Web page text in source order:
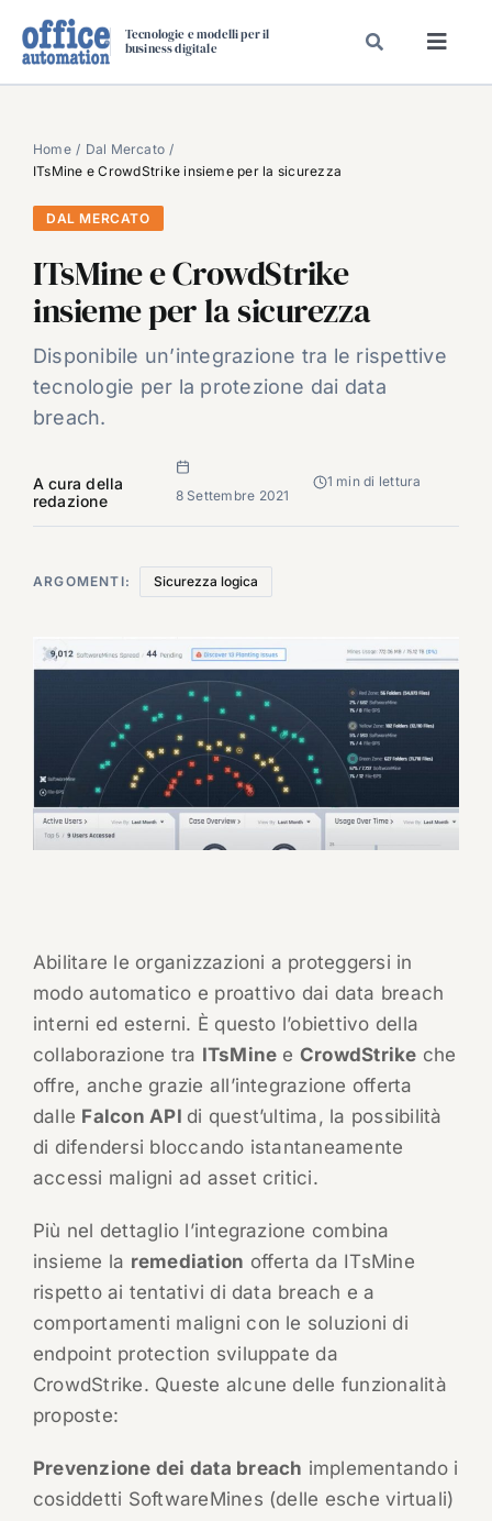
Tecnologie e modelli per il
business digitale
SPECIAL PAPER
TAVOLE ROTONDE DI REDAZIONE
DAL MERCATO
CARRIERE
VIDEO
EVENTI
CHI SIAMO
Home
Dal Mercato
ITsMine e CrowdStrike insieme per la sicurezza
DAL MERCATO
ITsMine e CrowdStrike
insieme per la sicurezza
Disponibile un’integrazione tra le rispettive
tecnologie per la protezione dai data
breach.
A cura della
redazione
8 Settembre 2021
1 min di lettura
ARGOMENTI: Sicurezza logica
Abilitare le organizzazioni a proteggersi in
modo automatico e proattivo dai data breach
interni ed esterni. È questo l’obiettivo della
collaborazione tra ITsMine e CrowdStrike che
offre, anche grazie all’integrazione offerta
dalle Falcon API di quest’ultima, la possibilità
di difendersi bloccando istantaneamente
accessi maligni ad asset critici.
Più nel dettaglio l’integrazione combina
insieme la remediation offerta da ITsMine
rispetto ai tentativi di data breach e a
comportamenti maligni con le soluzioni di
endpoint protection sviluppate da
CrowdStrike. Queste alcune delle funzionalità
proposte:
Prevenzione dei data breach implementando i
cosiddetti SoftwareMines (delle esche virtuali)